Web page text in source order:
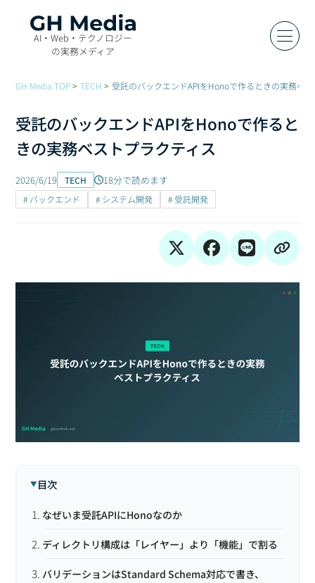
AI・Web・テクノロジー
の実務メディア
GH Media TOP TECH 受託のバックエンドAPIをHonoで作るときの実務ベ
受託のバックエンドAPIをHonoで作ると
きの実務ベストプラクティス
2026/6/19 TECH 18分で読めます
# バックエンド # システム開発 # 受託開発
目次
なぜいま受託APIにHonoなのか
ディレクトリ構成は「レイヤー」より「機能」で割る
バリデーションはStandard Schema対応で書き、